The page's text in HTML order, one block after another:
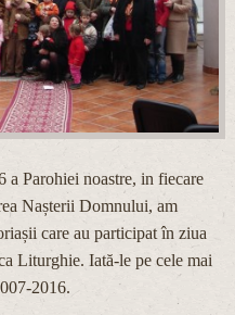
a Parohiei noastre, in fiecare
Nașterii Domnului, am
care au participat în ziua
Liturghie. Iată-le pe cele mai
2016.